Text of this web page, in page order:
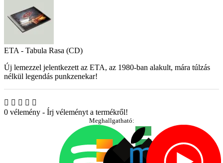
ETA - Tabula Rasa (CD)
Új lemezzel jelentkezett az ETA, az 1980-ban alakult, mára túlzás
nélkül legendás punkzenekar!
0 vélemény - Írj véleményt a termékről!
Meghallgatható: